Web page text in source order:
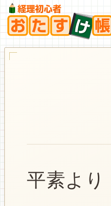
平素より